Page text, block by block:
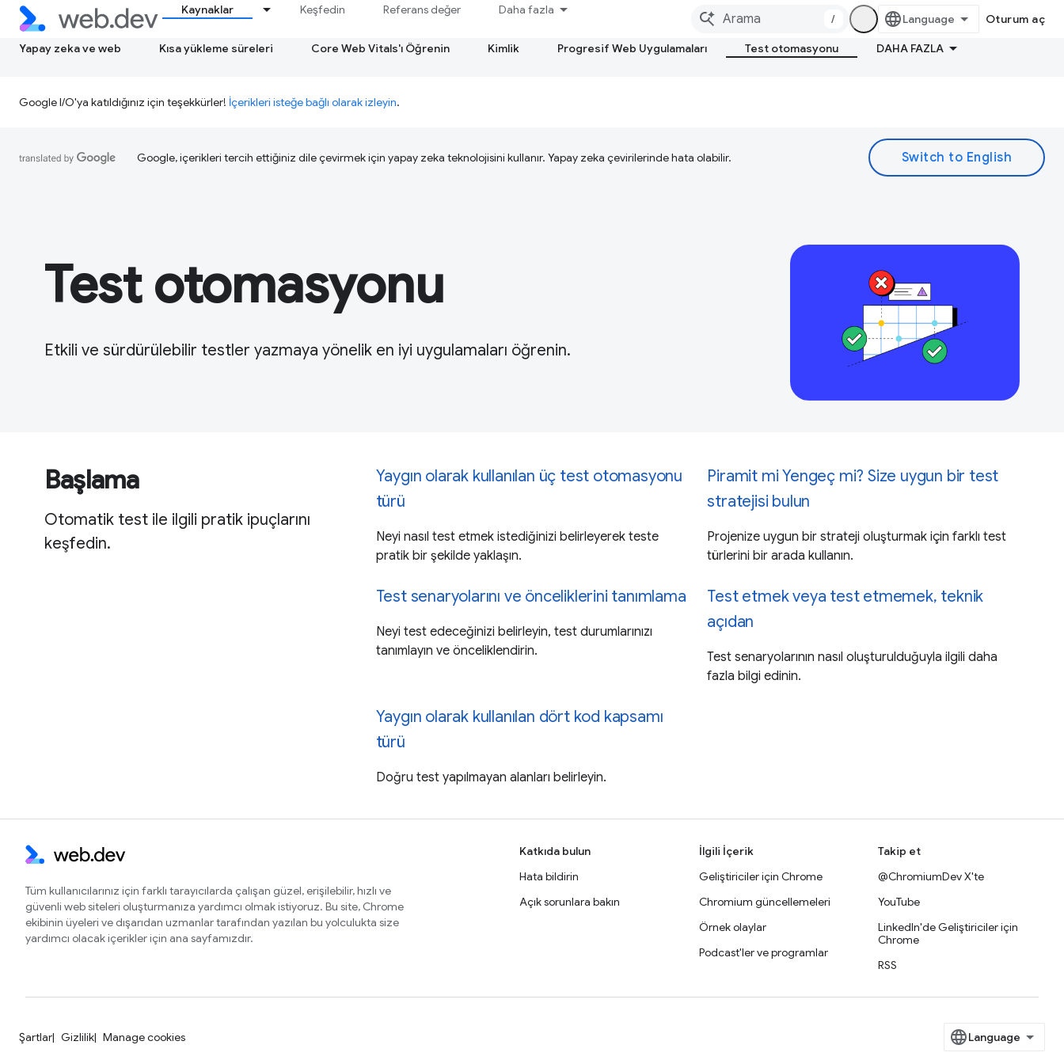
Kaynaklar Keşfedin Referans değer Daha fazla
/ Oturum aç
Yapay zeka ve web Kısa yükleme süreleri Core Web Vitals'ı Öğrenin Kimlik Progresif Web Uygulamaları Test otomasyonu DAHA FAZLA
Google I/O'ya katıldığınız için teşekkürler! İçerikleri isteğe bağlı olarak izleyin.
Google, içerikleri tercih ettiğiniz dile çevirmek için yapay zeka teknolojisini kullanır. Yapay zeka çevirilerinde hata olabilir.
Test otomasyonu
Etkili ve sürdürülebilir testler yazmaya yönelik en iyi uygulamaları öğrenin.
Başlama
Otomatik test ile ilgili pratik ipuçlarını
keşfedin.
Yaygın olarak kullanılan üç test otomasyonu
türü
Neyi nasıl test etmek istediğinizi belirleyerek teste
pratik bir şekilde yaklaşın.
Piramit mi Yengeç mi? Size uygun bir test
stratejisi bulun
Projenize uygun bir strateji oluşturmak için farklı test
türlerini bir arada kullanın.
Test senaryolarını ve önceliklerini tanımlama
Neyi test edeceğinizi belirleyin, test durumlarınızı
tanımlayın ve önceliklendirin.
Test etmek veya test etmemek, teknik
açıdan
Test senaryolarının nasıl oluşturulduğuyla ilgili daha
fazla bilgi edinin.
Yaygın olarak kullanılan dört kod kapsamı
türü
Doğru test yapılmayan alanları belirleyin.
Tüm kullanıcılarınız için farklı tarayıcılarda çalışan güzel, erişilebilir, hızlı ve
güvenli web siteleri oluşturmanıza yardımcı olmak istiyoruz. Bu site, Chrome
ekibinin üyeleri ve dışarıdan uzmanlar tarafından yazılan bu yolculukta size
yardımcı olacak içerikler için ana sayfamızdır.
Katkıda bulun
Hata bildirin
Açık sorunlara bakın
İlgili İçerik
Geliştiriciler için Chrome
Chromium güncellemeleri
Örnek olaylar
Podcast'ler ve programlar
Takip et
@ChromiumDev X'te
YouTube
LinkedIn'de Geliştiriciler için
Chrome
RSS
Şartlar Gizlilik Manage cookies